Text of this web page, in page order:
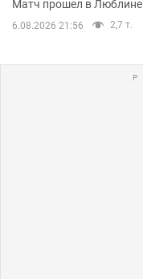
Матч прошел в Люблине
6.08.2026 21:56 2,7 т.